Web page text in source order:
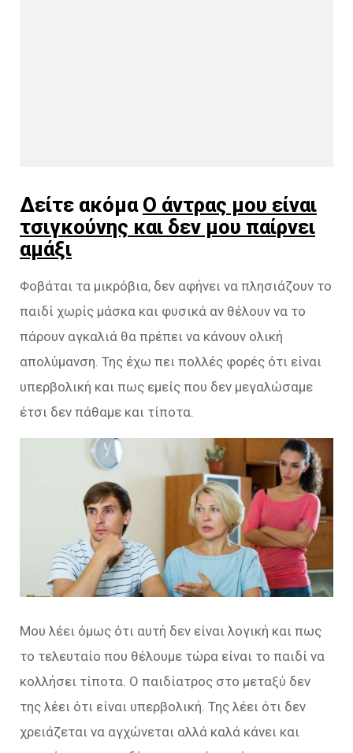
Δείτε ακόμα Ο άντρας μου είναι
τσιγκούνης και δεν μου παίρνει
αμάξι
Φοβάται τα μικρόβια, δεν αφήνει να πλησιάζουν το
παιδί χωρίς μάσκα και φυσικά αν θέλουν να το
πάρουν αγκαλιά θα πρέπει να κάνουν ολική
απολύμανση. Της έχω πει πολλές φορές ότι είναι
υπερβολική και πως εμείς που δεν μεγαλώσαμε
έτσι δεν πάθαμε και τίποτα.
Μου λέει όμως ότι αυτή δεν είναι λογική και πως
το τελευταίο που θέλουμε τώρα είναι το παιδί να
κολλήσει τίποτα. Ο παιδίατρος στο μεταξύ δεν
της λέει ότι είναι υπερβολική. Της λέει ότι δεν
χρειάζεται να αγχώνεται αλλά καλά κάνει και